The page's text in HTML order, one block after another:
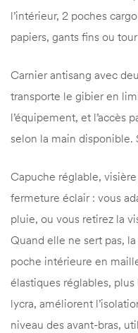
l’intérieur, 2 poches
papiers, gants fins ou
Carnier antisang avec
transporte le gibier en
l’équipement, et l’accès
selon la main disponible.
Capuche réglable,
fermeture éclair : vous
pluie, ou vous retirez la
Quand elle ne sert pas,
poche intérieure en
élastiques réglables,
lycra, améliorent
niveau des avant-bras,